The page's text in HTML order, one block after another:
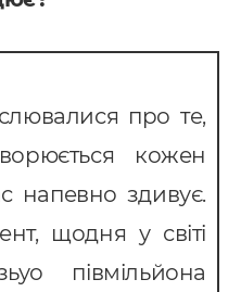
про те,
кожен
напевно здивує.
щодня у світі
півмільйона